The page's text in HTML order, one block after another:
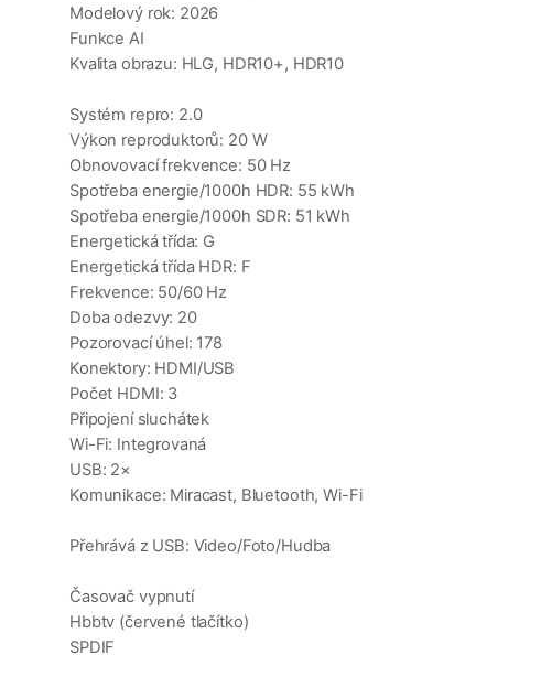
Modelový rok: 2026
Funkce AI
Kvalita obrazu: HLG, HDR10+, HDR10
Systém repro: 2.0
Výkon reproduktorů: 20 W
Obnovovací frekvence: 50 Hz
Spotřeba energie/1000h HDR: 55 kWh
Spotřeba energie/1000h SDR: 51 kWh
Energetická třída: G
Energetická třída HDR: F
Frekvence: 50/60 Hz
Doba odezvy: 20
Pozorovací úhel: 178
Konektory: HDMI/USB
Počet HDMI: 3
Připojení sluchátek
Wi-Fi: Integrovaná
USB: 2×
Komunikace: Miracast, Bluetooth, Wi-Fi
Přehrává z USB: Video/Foto/Hudba
Časovač vypnutí
Hbbtv (červené tlačítko)
SPDIF